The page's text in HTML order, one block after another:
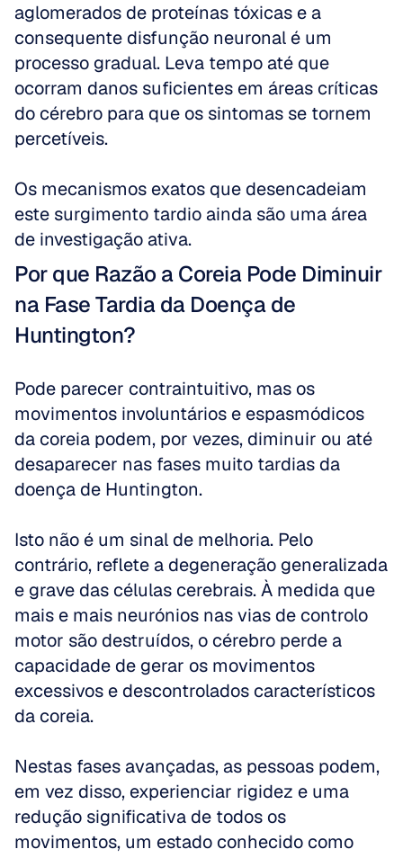
aglomerados de proteínas tóxicas e a
consequente disfunção neuronal é um
processo gradual. Leva tempo até que
ocorram danos suficientes em áreas críticas
do cérebro para que os sintomas se tornem
percetíveis.
Os mecanismos exatos que desencadeiam
este surgimento tardio ainda são uma área
de investigação ativa.
Por que Razão a Coreia Pode Diminuir
na Fase Tardia da Doença de
Huntington?
Pode parecer contraintuitivo, mas os
movimentos involuntários e espasmódicos
da coreia podem, por vezes, diminuir ou até
desaparecer nas fases muito tardias da
doença de Huntington.
Isto não é um sinal de melhoria. Pelo
contrário, reflete a degeneração generalizada
e grave das células cerebrais. À medida que
mais e mais neurónios nas vias de controlo
motor são destruídos, o cérebro perde a
capacidade de gerar os movimentos
excessivos e descontrolados característicos
da coreia.
Nestas fases avançadas, as pessoas podem,
em vez disso, experienciar rigidez e uma
redução significativa de todos os
movimentos, um estado conhecido como